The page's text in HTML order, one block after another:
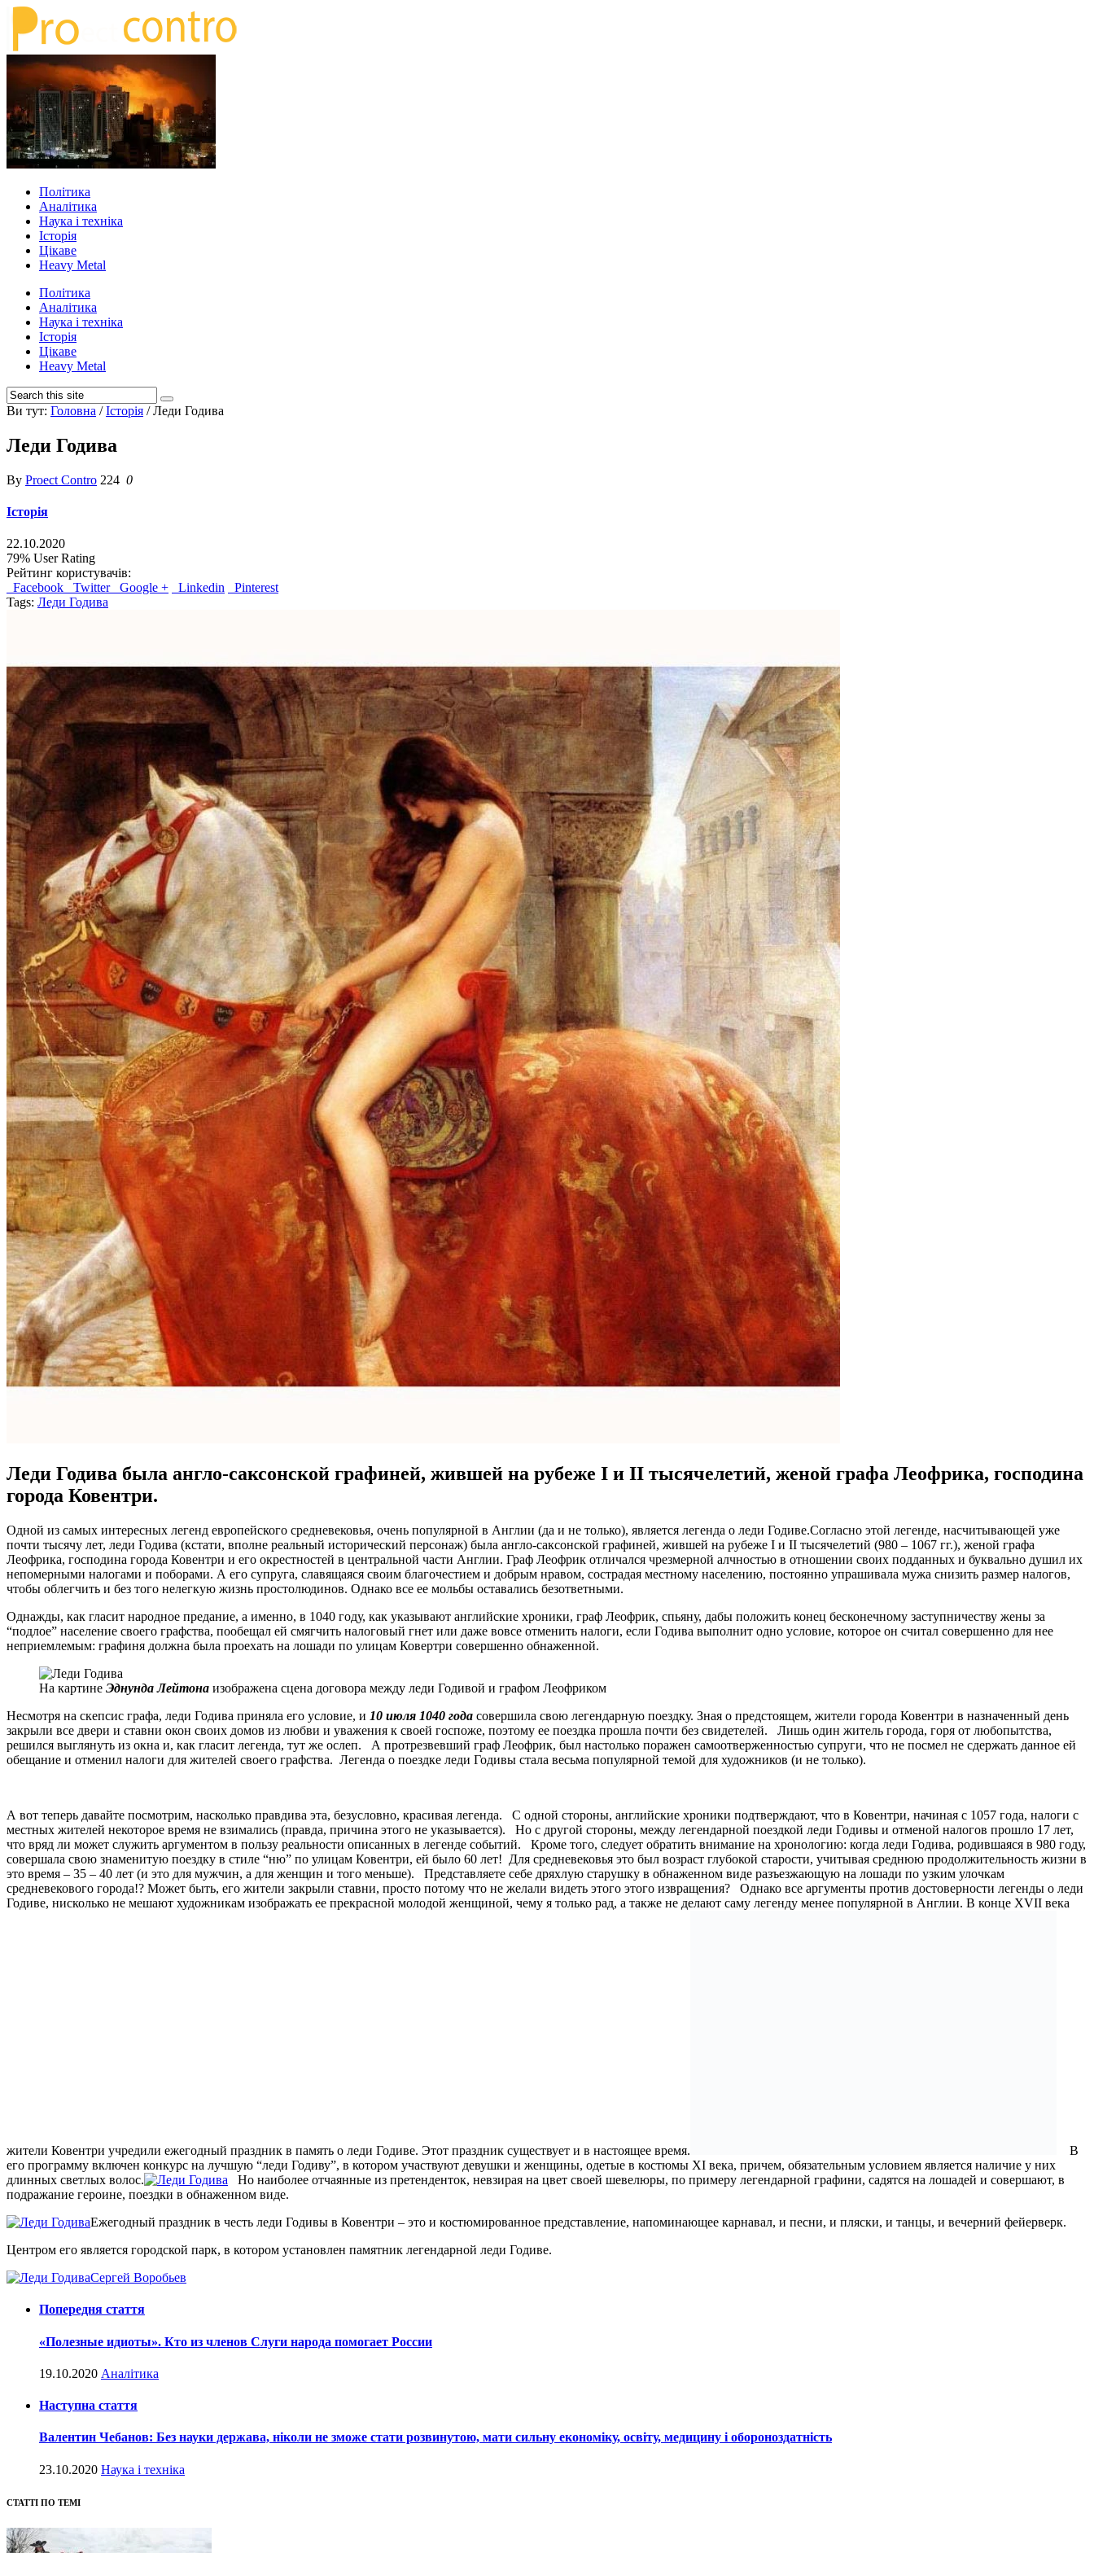
Політика
Аналітика
Наука і техніка
Історія
Цікаве
Heavy Metal
Політика
Аналітика
Наука і техніка
Історія
Цікаве
Heavy Metal
Ви тут: Головна /Історія /Леди Годива
Леди Годива
By Proect Contro 224 0
Історія
22.10.2020
79% User Rating
Рейтинг користувачів:
Facebook
Twitter Google + Linkedin
Pinterest
Tags: Леди Годива
Леди Годива была англо-саксонской графиней, жившей на рубеже I и II тысячелетий, женой графа Леофрика, господина
города Ковентри.
Одной из самых интересных легенд европейского средневековья, очень популярной в Англии (да и не только), является легенда о леди Годиве.Согласно этой легенде, насчитывающей уже
почти тысячу лет, леди Годива (кстати, вполне реальный исторический персонаж) была англо-саксонской графиней, жившей на рубеже I и II тысячелетий (980 – 1067 гг.), женой графа
Леофрика, господина города Ковентри и его окрестностей в центральной части Англии. Граф Леофрик отличался чрезмерной алчностью в отношении своих подданных и буквально душил их
непомерными налогами и поборами. А его супруга, славящаяся своим благочестием и добрым нравом, сострадая местному населению, постоянно упрашивала мужа снизить размер налогов,
чтобы облегчить и без того нелегкую жизнь простолюдинов. Однако все ее мольбы оставались безответными.
Однажды, как гласит народное предание, а именно, в 1040 году, как указывают английские хроники, граф Леофрик, спьяну, дабы положить конец бесконечному заступничеству жены за
“подлое” население своего графства, пообещал ей смягчить налоговый гнет или даже вовсе отменить налоги, если Годива выполнит одно условие, которое он считал совершенно для нее
неприемлемым: графиня должна была проехать на лошади по улицам Ковертри совершенно обнаженной.
На картине Эднунда Лейтона изображена сцена договора между леди Годивой и графом Леофриком
Несмотря на скепсис графа, леди Годива приняла его условие, и 10 июля 1040 года совершила свою легендарную поездку. Зная о предстоящем, жители города Ковентри в назначенный день
закрыли все двери и ставни окон своих домов из любви и уважения к своей госпоже, поэтому ее поездка прошла почти без свидетелей. Лишь один житель города, горя от любопытства,
решился выглянуть из окна и, как гласит легенда, тут же ослеп. А протрезвевший граф Леофрик, был настолько поражен самоотверженностью супруги, что не посмел не сдержать данное ей
обещание и отменил налоги для жителей своего графства. Легенда о поездке леди Годивы стала весьма популярной темой для художников (и не только).
А вот теперь давайте посмотрим, насколько правдива эта, безусловно, красивая легенда. С одной стороны, английские хроники подтверждают, что в Ковентри, начиная с 1057 года, налоги с
местных жителей некоторое время не взимались (правда, причина этого не указывается). Но с другой стороны, между легендарной поездкой леди Годивы и отменой налогов прошло 17 лет,
что вряд ли может служить аргументом в пользу реальности описанных в легенде событий. Кроме того, следует обратить внимание на хронологию: когда леди Годива, родившаяся в 980 году,
совершала свою знаменитую поездку в стиле “ню” по улицам Ковентри, ей было 60 лет! Для средневековья это был возраст глубокой старости, учитывая среднюю продолжительность жизни в
это время – 35 – 40 лет (и это для мужчин, а для женщин и того меньше). Представляете себе дряхлую старушку в обнаженном виде разъезжающую на лошади по узким улочкам
средневекового города!? Может быть, его жители закрыли ставни, просто потому что не желали видеть этого этого извращения? Однако все аргументы против достоверности легенды о леди
Годиве, нисколько не мешают художникам изображать ее прекрасной молодой женщиной, чему я только рад, а также не делают саму легенду менее популярной в Англии. В конце XVII века
жители Ковентри учредили ежегодный праздник в память о леди Годиве. Этот праздник существует и в настоящее время.
В
его программу включен конкурс на лучшую “леди Годиву”, в котором участвуют девушки и женщины, одетые в костюмы XI века, причем, обязательным условием является наличие у них
длинных светлых волос.
Но наиболее отчаянные из претенденток, невзирая на цвет своей шевелюры, по примеру легендарной графини, садятся на лошадей и совершают, в
подражание героине, поездки в обнаженном виде.
Ежегодный праздник в честь леди Годивы в Ковентри – это и костюмированное представление, напоминающее карнавал, и песни, и пляски, и танцы, и вечерний фейерверк.
Центром его является городской парк, в котором установлен памятник легендарной леди Годиве.
Сергей Воробьев
Попередня стаття
«Полезные идиоты». Кто из членов Слуги народа помогает России
19.10.2020 Аналітика
Наступна стаття
Валентин Чебанов: Без науки держава, ніколи не зможе стати розвинутою, мати сильну економіку, освіту, медицину і обороноздатність
23.10.2020 Наука і техніка
СТАТТІ ПО ТЕМІ